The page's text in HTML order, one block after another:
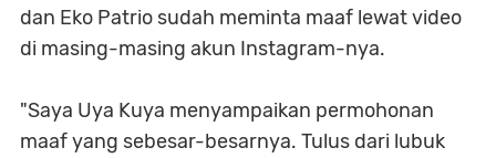
dan Eko Patrio sudah meminta maaf lewat video
di masing-masing akun Instagram-nya.
"Saya Uya Kuya menyampaikan permohonan
maaf yang sebesar-besarnya. Tulus dari lubuk